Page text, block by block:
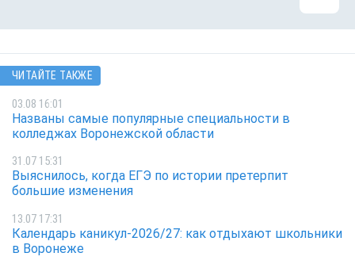
ЧИТАЙТЕ ТАКЖЕ
03.08 16:01
Названы самые популярные специальности в
колледжах Воронежской области
31.07 15:31
Выяснилось, когда ЕГЭ по истории претерпит
большие изменения
13.07 17:31
Календарь каникул-2026/27: как отдыхают школьники
в Воронеже